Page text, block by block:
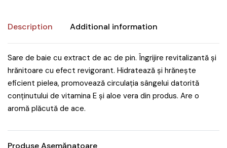
Description Additional information
Sare de baie cu extract de ac de pin. Îngrijire revitalizantă și
hrănitoare cu efect revigorant. Hidratează și hrănește
eficient pielea, promovează circulația sângelui datorită
conținutului de vitamina E și aloe vera din produs. Are o
aromă plăcută de ace.
Produse Asemănatoare